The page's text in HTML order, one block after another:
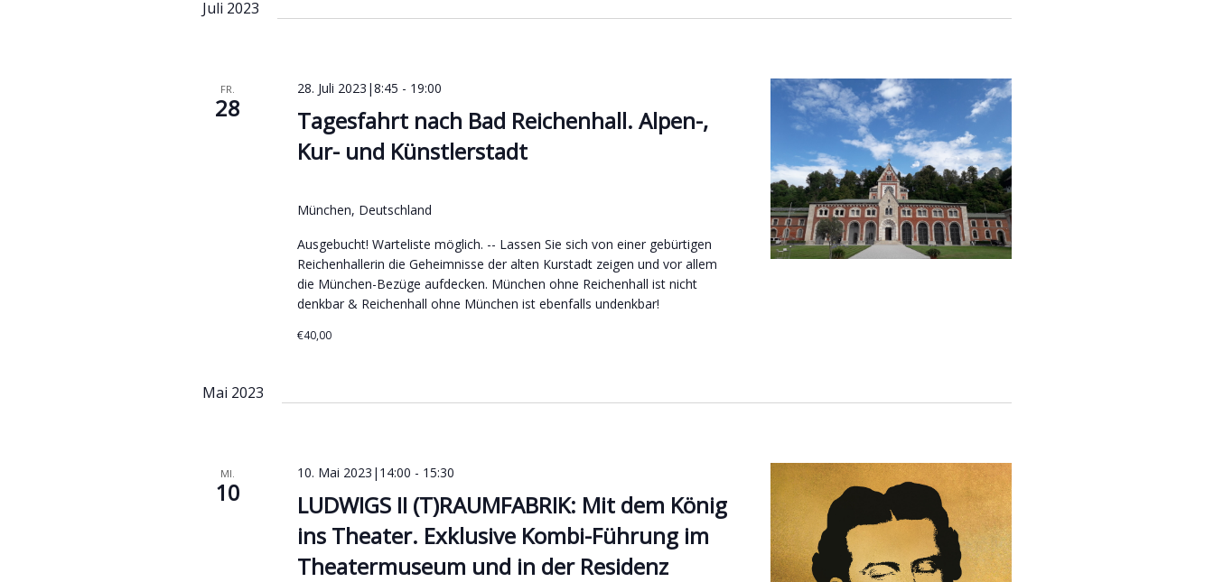
Juli 2023
FR.
28
Tagesfahrt nach Bad Reichenhall. Alpen-,
Kur- und Künstlerstadt
28. Juli 2023|8:45 - 19:00
München, Deutschland
Ausgebucht! Warteliste möglich. -- Lassen Sie sich von einer gebürtigen
Reichenhallerin die Geheimnisse der alten Kurstadt zeigen und vor allem
die München-Bezüge aufdecken. München ohne Reichenhall ist nicht
denkbar & Reichenhall ohne München ist ebenfalls undenkbar!
€40,00
Mai 2023
MI.
10
LUDWIGS II (T)RAUMFABRIK: Mit dem König
ins Theater. Exklusive Kombi-Führung im
Theatermuseum und in der Residenz
10. Mai 2023|14:00 - 15:30